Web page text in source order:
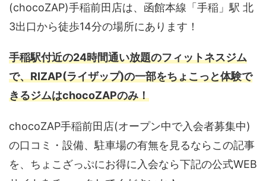
(chocoZAP)手稲前田店は、函館本線「手稲」駅 北
3出口から徒歩14分の場所にあります！
手稲駅付近の24時間通い放題のフィットネスジム
で、RIZAP(ライザップ)の一部をちょこっと体験で
きるジムはchocoZAPのみ！
chocoZAP手稲前田店(オープン中で入会者募集中)
の口コミ・設備、駐車場の有無を見るならこの記事
を、ちょこざっぷにお得に入会なら下記の公式WEB